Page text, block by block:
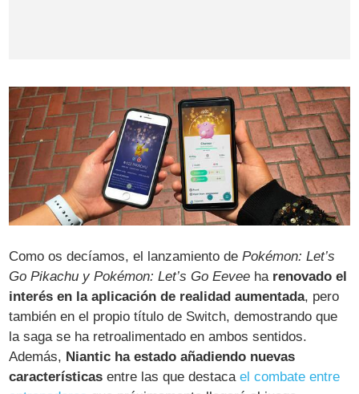
Como os decíamos, el lanzamiento dePokémon: Let’s
Go Pikachu y Pokémon: Let’s Go Eevee ha renovado el
interés en la aplicación de realidad aumentada, pero
también en el propio título de Switch, demostrando que
la saga se ha retroalimentado en ambos sentidos.
Además, Niantic ha estado añadiendo nuevas
características entre las que destacael combate entre